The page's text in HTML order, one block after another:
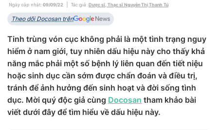
Ngày cập nhật: 09/09/22 Tác giả: Dược sĩ, Thạc sĩ Nguyễn Thị Thanh Tú
Theo dõi Docosan trên
Tinh trùng vón cục không phải là một tình trạng nguy
hiểm ở nam giới, tuy nhiên dấu hiệu này cho thấy khả
năng mắc phải một số bệnh lý liên quan đến tiết niệu
hoặc sinh dục cần sớm được chẩn đoán và điều trị,
tránh để ảnh hưởng đến sinh hoạt và đời sống tình
dục. Mời quý độc giả cùng Docosan tham khảo bài
viết dưới đây để tìm hiểu về dấu hiệu này.